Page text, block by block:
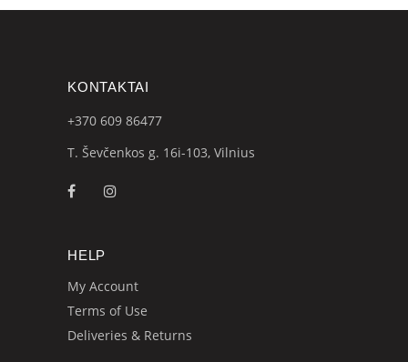
KONTAKTAI
+370 609 86477
T. Ševčenkos g. 16i-103, Vilnius
HELP
My Account
Terms of Use
Deliveries & Returns